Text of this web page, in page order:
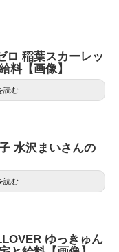
ロ 稲葉スカーレッ
料【画像】
読む
水沢まいさんの
読む
ゆっきゅん